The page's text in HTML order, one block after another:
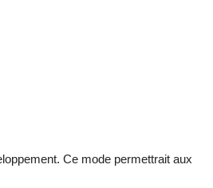
Ce mode permettrait aux